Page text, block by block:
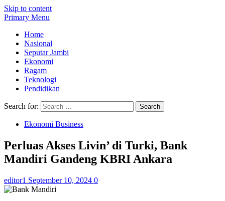
Skip to content
Primary Menu
Home
Nasional
Seputar Jambi
Ekonomi
Ragam
Teknologi
Pendidikan
Search for:
Ekonomi Business
Perluas Akses Livin’ di Turki, Bank
Mandiri Gandeng KBRI Ankara
editor1 September 10, 2024 0